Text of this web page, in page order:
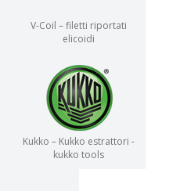
V-Coil – filetti riportati
elicoidi
Kukko – Kukko estrattori -
kukko tools